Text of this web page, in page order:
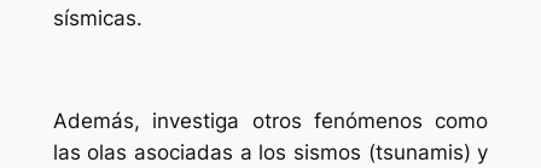
sísmicas.
Además, investiga otros fenómenos como
las olas asociadas a los sismos (tsunamis) y